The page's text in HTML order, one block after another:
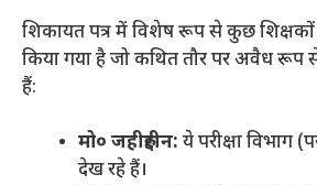
​शिकायत पत्र में विशेष रूप से कुछ
किया गया है जो कथित तौर पर अवैध रूप
हैं:
मो० जहीरुद्दीन: ये परीक्षा विभाग
देख रहे हैं।